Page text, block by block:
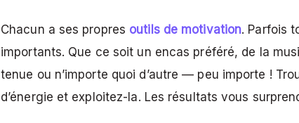
Chacun a ses propres outils de motivation. Parfois
importants. Que ce soit un encas préféré, de la
tenue ou n’importe quoi d’autre — peu importe !
d’énergie et exploitez-la. Les résultats vous